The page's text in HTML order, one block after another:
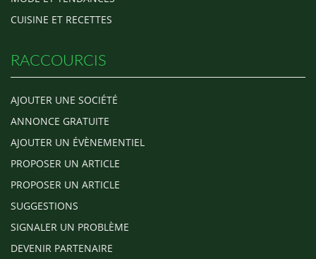
CUISINE ET RECETTES
RACCOURCIS
AJOUTER UNE SOCIÉTÉ
ANNONCE GRATUITE
AJOUTER UN ÉVÈNEMENTIEL
PROPOSER UN ARTICLE
PROPOSER UN ARTICLE
SUGGESTIONS
SIGNALER UN PROBLÈME
DEVENIR PARTENAIRE